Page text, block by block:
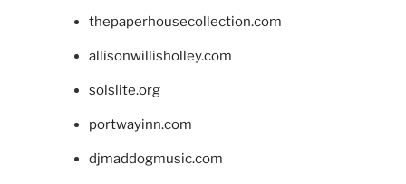
thepaperhousecollection.com
allisonwillisholley.com
solslite.org
portwayinn.com
djmaddogmusic.com